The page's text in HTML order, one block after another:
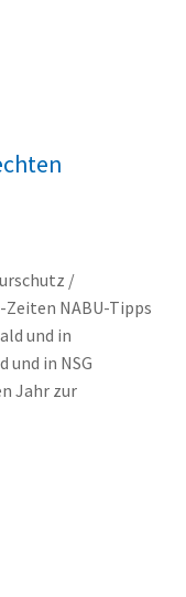
/
NABU-Tipps
und in
und in NSG
Jahr zur